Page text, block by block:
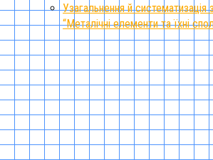
Узагальнення й систематизація
“Металічні елементи та їхні